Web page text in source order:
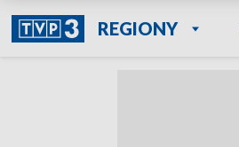
REGIONY